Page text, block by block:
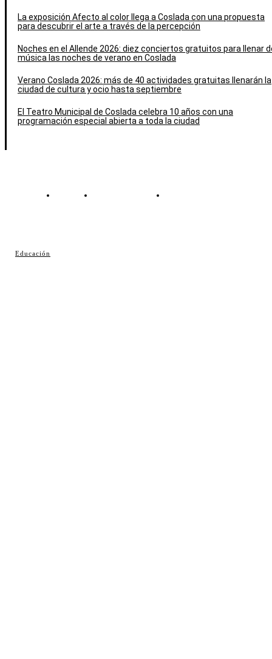
Educación
La exposición Afecto al color llega a Coslada con una propuesta
para descubrir el arte a través de la percepción
Noches en el Allende 2026: diez conciertos gratuitos para llenar
música las noches de verano en Coslada
Verano Coslada 2026: más de 40 actividades gratuitas llenarán la
ciudad de cultura y ocio hasta septiembre
El Teatro Municipal de Coslada celebra 10 años con una
programación especial abierta a toda la ciudad
Contacto Política de cookies